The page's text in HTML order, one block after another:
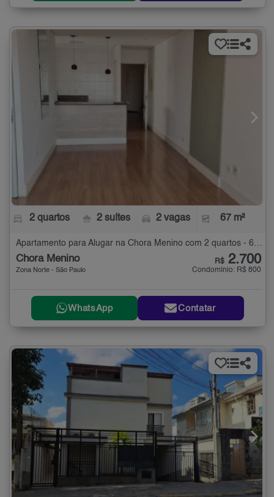
2 quartos 2 suítes 2 vagas 67 m²
Apartamento para Alugar na Chora Menino com 2 quartos - 67 m²
Chora Menino
Zona Norte - São Paulo
R$ 2.700
Condomínio: R$ 800
WhatsApp Contatar